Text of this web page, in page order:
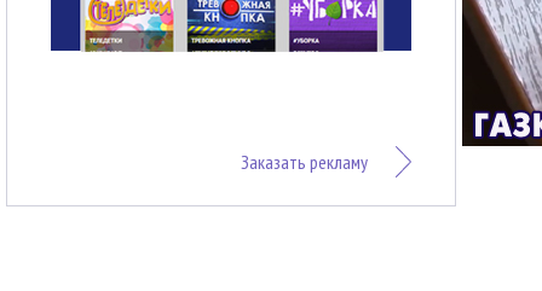
Заказать рекламу